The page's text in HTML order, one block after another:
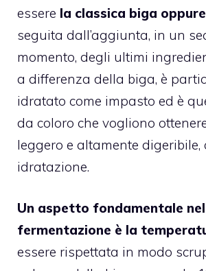
essere la classica biga
seguita dall’aggiunta, in un
momento, degli ultimi
a differenza della biga, è
idratato come impasto ed è
da coloro che vogliono
leggero e altamente digeribile,
idratazione.
Un aspetto fondamentale
fermentazione è la
essere rispettata in modo